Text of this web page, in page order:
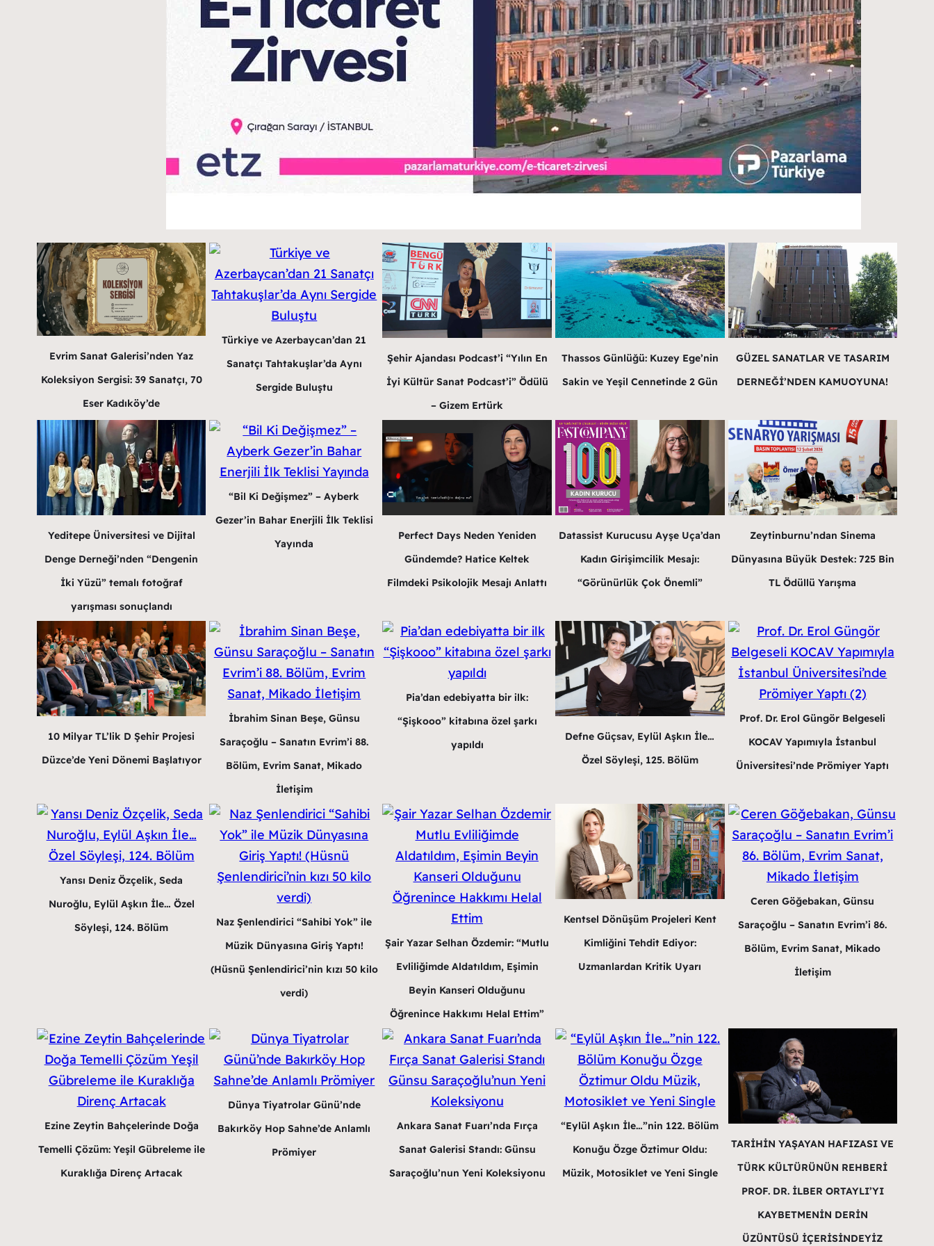
Evrim Sanat Galerisi’nden Yaz
Koleksiyon Sergisi: 39 Sanatçı, 70
Eser Kadıköy’de
Türkiye ve Azerbaycan’dan 21
Sanatçı Tahtakuşlar’da Aynı
Sergide Buluştu
Şehir Ajandası Podcast’i “Yılın En
İyi Kültür Sanat Podcast’i” Ödülü
– Gizem Ertürk
Thassos Günlüğü: Kuzey Ege’nin
Sakin ve Yeşil Cennetinde 2 Gün
GÜZEL SANATLAR VE TASARIM
DERNEĞİ’NDEN KAMUOYUNA!
Yeditepe Üniversitesi ve Dijital
Denge Derneği’nden “Dengenin
İki Yüzü” temalı fotoğraf
yarışması sonuçlandı
“Bil Ki Değişmez” – Ayberk
Gezer’in Bahar Enerjili İlk Teklisi
Yayında
Perfect Days Neden Yeniden
Gündemde? Hatice Keltek
Filmdeki Psikolojik Mesajı Anlattı
Datassist Kurucusu Ayşe Uça’dan
Kadın Girişimcilik Mesajı:
“Görünürlük Çok Önemli”
Zeytinburnu’ndan Sinema
Dünyasına Büyük Destek: 725 Bin
TL Ödüllü Yarışma
10 Milyar TL’lik D Şehir Projesi
Düzce’de Yeni Dönemi Başlatıyor
İbrahim Sinan Beşe, Günsu
Saraçoğlu – Sanatın Evrim’i 88.
Bölüm, Evrim Sanat, Mikado
İletişim
Pia’dan edebiyatta bir ilk:
“Şişkooo” kitabına özel şarkı
yapıldı
Defne Güçsav, Eylül Aşkın İle…
Özel Söyleşi, 125. Bölüm
Prof. Dr. Erol Güngör Belgeseli
KOCAV Yapımıyla İstanbul
Üniversitesi’nde Prömiyer Yaptı
Yansı Deniz Özçelik, Seda
Nuroğlu, Eylül Aşkın İle… Özel
Söyleşi, 124. Bölüm
Naz Şenlendirici “Sahibi Yok” ile
Müzik Dünyasına Giriş Yaptı!
(Hüsnü Şenlendirici’nin kızı 50 kilo
verdi)
Şair Yazar Selhan Özdemir: “Mutlu
Evliliğimde Aldatıldım, Eşimin
Beyin Kanseri Olduğunu
Öğrenince Hakkımı Helal Ettim”
Kentsel Dönüşüm Projeleri Kent
Kimliğini Tehdit Ediyor:
Uzmanlardan Kritik Uyarı
Ceren Göğebakan, Günsu
Saraçoğlu – Sanatın Evrim’i 86.
Bölüm, Evrim Sanat, Mikado
İletişim
Ezine Zeytin Bahçelerinde Doğa
Temelli Çözüm: Yeşil Gübreleme ile
Kuraklığa Direnç Artacak
Dünya Tiyatrolar Günü’nde
Bakırköy Hop Sahne’de Anlamlı
Prömiyer
Ankara Sanat Fuarı’nda Fırça
Sanat Galerisi Standı: Günsu
Saraçoğlu’nun Yeni Koleksiyonu
“Eylül Aşkın İle…”nin 122. Bölüm
Konuğu Özge Öztimur Oldu:
Müzik, Motosiklet ve Yeni Single
TARİHİN YAŞAYAN HAFIZASI VE
TÜRK KÜLTÜRÜNÜN REHBERİ
PROF. DR. İLBER ORTAYLI’YI
KAYBETMENİN DERİN
ÜZÜNTÜSÜ İÇERİSİNDEYİZ